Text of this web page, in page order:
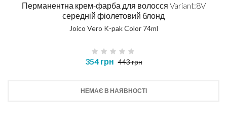
Перманентна крем-фарба для волосся Variant:8V
середній фіолетовий блонд
Joico Vero K-pak Color 74ml
354 грн 443 грн
НЕМАЄ В НАЯВНОСТІ